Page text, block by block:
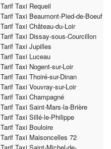
Tarif Taxi Requeil
Tarif Taxi Beaumont-Pied-de-Boeuf
Tarif Taxi Château-du-Loir
Tarif Taxi Dissay-sous-Courcillon
Tarif Taxi Jupilles
Tarif Taxi Luceau
Tarif Taxi Nogent-sur-Loir
Tarif Taxi Thoiré-sur-Dinan
Tarif Taxi Vouvray-sur-Loir
Tarif Taxi Champagné
Tarif Taxi Saint-Mars-la-Brière
Tarif Taxi Sillé-le-Philippe
Tarif Taxi Bouloire
Tarif Taxi Maisoncelles 72